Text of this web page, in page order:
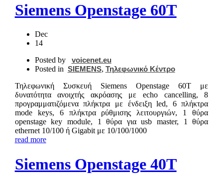
Siemens Openstage 60T
Dec
14
Posted by
voicenet.eu
Posted in SIEMENS, Τηλεφωνικό Κέντρο
Τηλεφωνική Συσκευή Siemens Openstage 60T με
δυνατότητα ανοιχτής ακρόασης με echo cancelling, 8
προγραμματιζόμενα πλήκτρα με ένδειξη led, 6 πλήκτρα
mode keys, 6 πλήκτρα ρύθμισης λειτουργιών, 1 θύρα
openstage key module, 1 θύρα για usb master, 1 θύρα
ethernet 10/100 ή Gigabit με 10/100/1000
read more
Siemens Openstage 40T